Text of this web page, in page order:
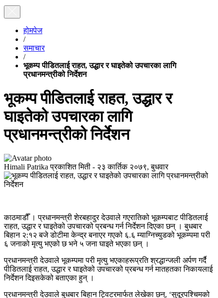
होमपेज
/
समाचार
/
भूकम्प पीडितलाई राहत, उद्धार र घाइतेको उपचारका लागि
प्रधानमन्त्रीको निर्देशन
भूकम्प पीडितलाई राहत, उद्धार र
घाइतेको उपचारका लागि
प्रधानमन्त्रीको निर्देशन
Himali Patrika प्रकाशित मिती - २३ कार्तिक २०७९, बुधवार
काठमाडौँ । प्रधानमन्त्री शेरबहादुर देउवाले गएरातिको भूकम्पबाट पीडितलाई
राहत, उद्धार र घाइतेको उपचारको प्रबन्ध गर्न निर्देशन दिएका छन् । बुधबार
बिहान २:१२ बजे डोटीमा केन्द्र बनाएर गएको ६.६ म्याग्निच्युडको भूकम्पमा परी
६ जनाको मृत्यु भएको छ भने ५ जना घाइते भएका छन् ।
प्रधानमन्त्री देउवाले भूकम्पमा परी मृत्यु भएकाहरूप्रति श्रद्धान्जली अर्पण गर्दै
पीडितलाई राहत, उद्धार र घाइतेको उपचारको प्रबन्ध गर्न मातहतका निकायलाई
निर्देशन दिइसकेको बताएका हुन् ।
प्रधानमन्त्री देउवाले बुधबार बिहान ट्विटरमार्फत लेखेका छन्, ‘सुदूरपश्चिमको